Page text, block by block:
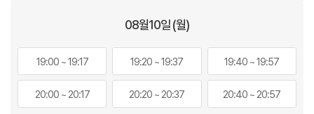
08월10일 (월)
19:00 ~ 19:17 19:20 ~ 19:37 19:40 ~ 19:57
20:00 ~ 20:17 20:20 ~ 20:37 20:40 ~ 20:57